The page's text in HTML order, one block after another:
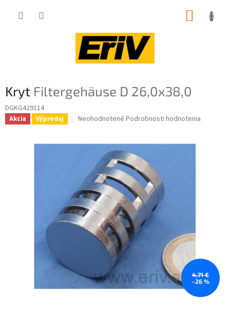
Kryt Filtergehäuse D 26,0x38,0
DGKG429114
Akcia Výpredaj
Priemerné
je
hviezdičiek.
Neohodnotené Podrobnosti hodnotenia
4,71 €
–26 %